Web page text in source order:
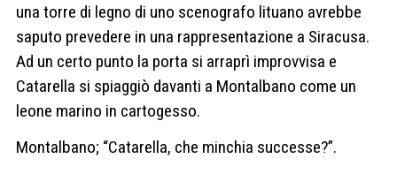
una torre di legno di uno scenografo lituano avrebbe
saputo prevedere in una rappresentazione a Siracusa.
Ad un certo punto la porta si arraprì improvvisa e
Catarella si spiaggiò davanti a Montalbano come un
leone marino in cartogesso.
Montalbano; “Catarella, che minchia successe?”.